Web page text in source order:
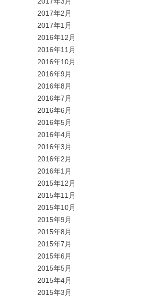
2017年2月
2017年1月
2016年12月
2016年11月
2016年10月
2016年9月
2016年8月
2016年7月
2016年6月
2016年5月
2016年4月
2016年3月
2016年2月
2016年1月
2015年12月
2015年11月
2015年10月
2015年9月
2015年8月
2015年7月
2015年6月
2015年5月
2015年4月
2015年3月